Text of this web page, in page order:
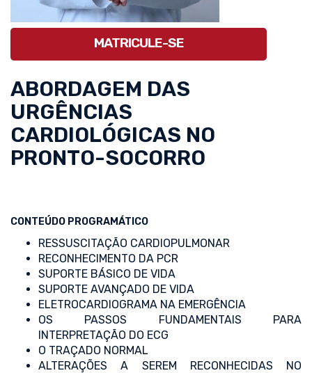
MATRICULE-SE
ABORDAGEM DAS
URGÊNCIAS
CARDIOLÓGICAS NO
PRONTO-SOCORRO
CONTEÚDO PROGRAMÁTICO
RESSUSCITAÇÃO CARDIOPULMONAR
RECONHECIMENTO DA PCR
SUPORTE BÁSICO DE VIDA
SUPORTE AVANÇADO DE VIDA
ELETROCARDIOGRAMA NA EMERGÊNCIA
OS PASSOS FUNDAMENTAIS PARA
INTERPRETAÇÃO DO ECG
O TRAÇADO NORMAL
ALTERAÇÕES A SEREM RECONHECIDAS NO